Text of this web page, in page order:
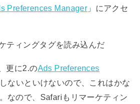
Preferences Manager 」にアクセ
ティングタグを読み込んだ
更に2.のAds Preferences
ないといけないので、これはかな
なので、Safariもリマーケティン